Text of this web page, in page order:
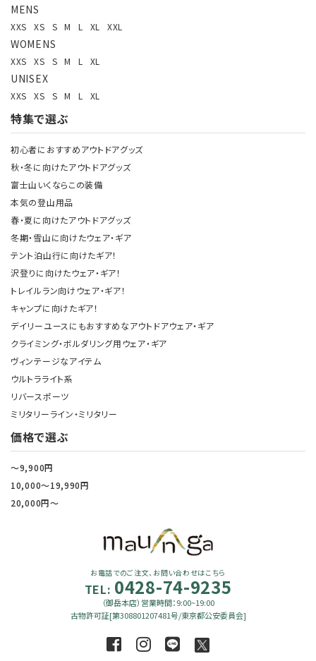
MENS
XXS XS S M L XL XXL
WOMENS
XXS XS S M L XL
UNISEX
XXS XS S M L XL
特集で選ぶ
初心者におすすめアウトドアグッズ
秋・冬に向けたアウトドアグッズ
富士山いくならこの装備
本気の登山用品
春・夏に向けたアウトドアグッズ
冬期・雪山に向けたウェア・ギア
テント泊山行に向けたギア！
沢登りに向けたウェア・ギア！
トレイルラン向けウェア・ギア！
キャンプに向けたギア！
デイリーユースにもおすすめなアウトドアウェア・ギア
クライミング・ボルダリング用ウェア・ギア
ヴィンテージなアイテム
ウルトラライト系
リバースポーツ
ミリタリーライン・ミリタリー
価格で選ぶ
～9,900円
10,000～19,990円
20,000円～
お電話でのご注文、お問い合わせはこちら
TEL: 0428-74-9235
（御岳本店）営業時間：9:00~19:00
古物許可証[第308801207481号/東京都公安委員会]